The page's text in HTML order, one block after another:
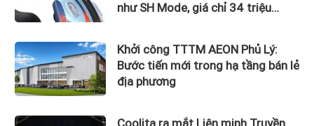
như SH Mode, giá chỉ 34 triệu
Khởi công TTTM AEON Phủ Lý:
Bước tiến mới trong hạ tầng bán lẻ
địa phương